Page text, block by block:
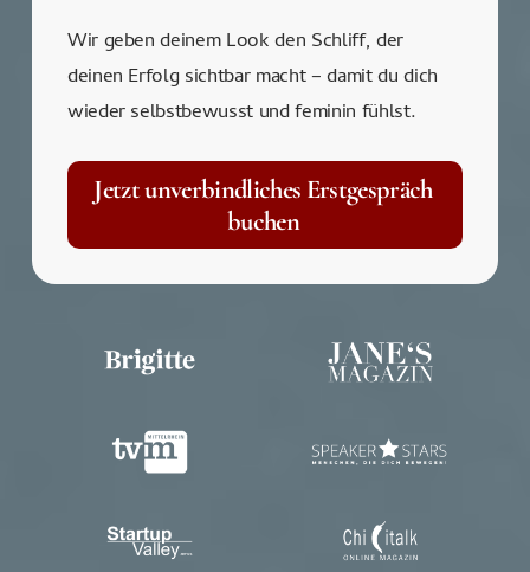
Wir geben deinem Look den Schliff, der
deinen Erfolg sichtbar macht – damit du dich
wieder selbstbewusst und feminin fühlst.
Jetzt unverbindliches Erstgespräch
buchen